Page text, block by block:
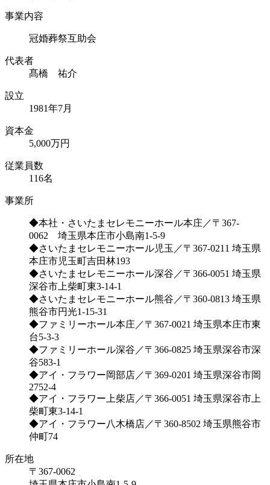
事業内容
冠婚葬祭互助会
代表者
髙橋 祐介
設立
1981年7月
資本⾦
5,000万円
従業員数
116名
事業所
◆本社・さいたまセレモニーホール本庄／〒367-
0062 埼玉県本庄市小島南1-5-9
◆さいたまセレモニーホール児玉／〒367-0211 埼玉県
本庄市児玉町吉田林193
◆さいたまセレモニーホール深谷／〒366-0051 埼玉県
深谷市上柴町東3-14-1
◆さいたまセレモニーホール熊谷／〒360-0813 埼玉県
熊谷市円光1-15-31
◆ファミリーホール本庄／〒367-0021 埼玉県本庄市東
台5-3-3
◆ファミリーホール深谷／〒366-0825 埼玉県深谷市深
谷583-1
◆アイ・フラワー岡部店／〒369-0201 埼玉県深谷市岡
2752-4
◆アイ・フラワー上柴店／〒366-0051 埼玉県深谷市上
柴町東3-14-1
◆アイ・フラワー八木橋店／〒360-8502 埼玉県熊谷市
仲町74
所在地
〒367-0062